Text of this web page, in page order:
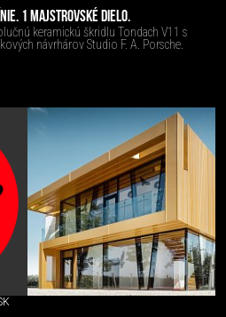
1 MAJSTROVSKÉ DIELO.
keramickú škridlu Tondach V11 s
návrhárov Studio F. A. Porsche.